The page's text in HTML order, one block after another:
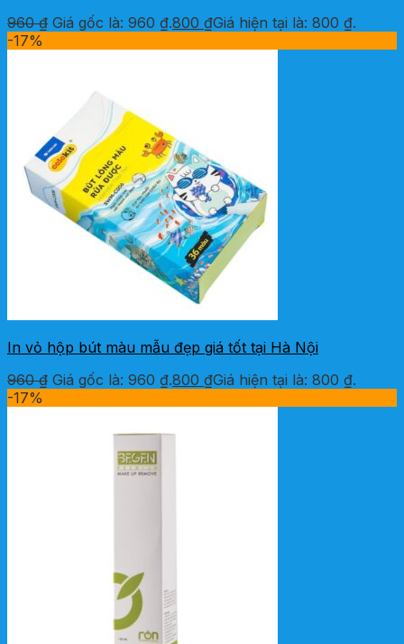
960₫ Giá gốc là: 960 ₫.800 ₫Giá hiện tại là: 800 ₫.
-17%
In vỏ hộp bút màu mẫu đẹp giá tốt tại Hà Nội
960₫ Giá gốc là: 960 ₫.800 ₫Giá hiện tại là: 800 ₫.
-17%